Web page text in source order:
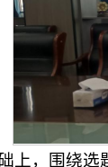
上，围绕